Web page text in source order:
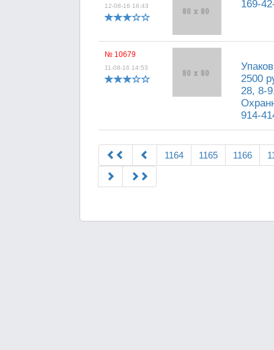
12-08-16 16:43
169-
№ 10679
11-08-16 14:53
2500
28, 8-
914-
1164 1165 1166